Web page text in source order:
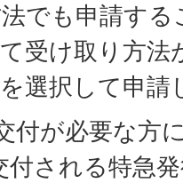
でも申請す
受け取り方
選択して申請
付が必要な方
付される特急